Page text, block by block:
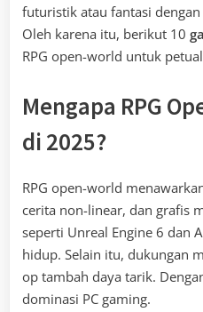
futuristik atau fantasi
Oleh karena itu, berikut 10
RPG open-world untuk
Mengapa RPG
di 2025?
RPG open-world
cerita non-linear, dan grafis
seperti Unreal Engine 6 dan
hidup. Selain itu, dukungan
op tambah daya tarik.
dominasi PC gaming.